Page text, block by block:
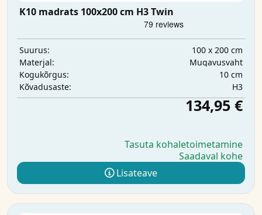
K10 madrats 100x200 cm H3 Twin
Suurus:
100 x 200 cm
Materjal:
Mugavusvaht
Kogukõrgus:
10 cm
Kõvadusaste:
H3
134,95 €
Tasuta kohaletoimetamine
Saadaval kohe
Lisateave